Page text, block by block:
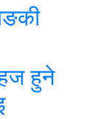
हुने